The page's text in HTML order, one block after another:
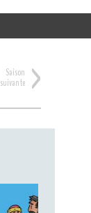
>
Saison
suivante